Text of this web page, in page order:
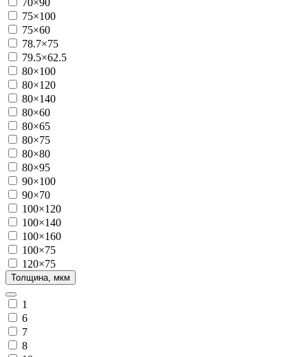
75×100
75×60
78.7×75
79.5×62.5
80×100
80×120
80×140
80×60
80×65
80×75
80×80
80×95
90×100
90×70
100×120
100×140
100×160
100×75
120×75
Толщина, мкм
1
6
7
8